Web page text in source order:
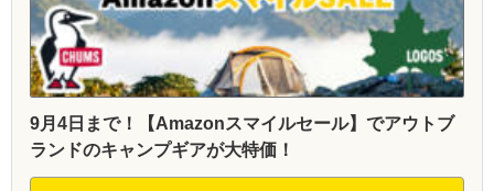
9月4日まで！【Amazonスマイルセール】でアウトブ
ランドのキャンプギアが大特価！